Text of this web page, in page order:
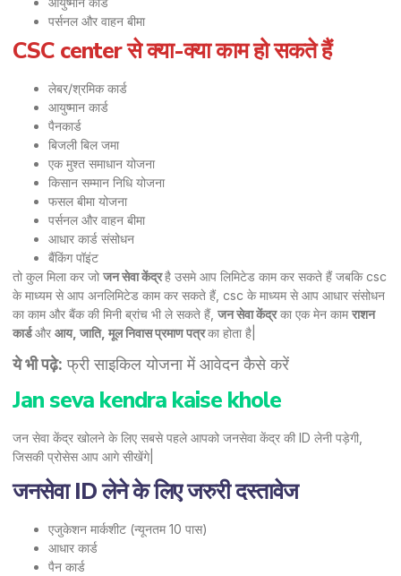
पर्सनल और वाहन बीमा
CSC center से क्या-क्या काम हो सकते हैं
लेबर/श्रमिक कार्ड
आयुष्मान कार्ड
पैनकार्ड
बिजली बिल जमा
एक मुश्त समाधान योजना
किसान सम्मान निधि योजना
फसल बीमा योजना
पर्सनल और वाहन बीमा
आधार कार्ड संसोधन
बैंकिंग पॉइंट
तो कुल मिला कर जो जन सेवा केंद्रहै उसमे आप लिमिटेड काम कर सकते हैं जबकि csc
के माध्यम से आप अनलिमिटेड काम कर सकते हैं, csc के माध्यम से आप आधार संसोधन
का काम और बैंक की मिनी ब्रांच भी ले सकते हैं, जन सेवा केंद्रका एक मेन कामराशन
कार्डऔर आय, जाति, मूल निवास प्रमाण पत्रका होता है|
ये भी पढ़े: फ्री साइकिल योजना में आवेदन कैसे करें
Jan seva kendra kaise khole
जन सेवा केंद्र खोलने के लिए सबसे पहले आपको जनसेवा केंद्र की ID लेनी पड़ेगी,
जिसकी प्रोसेस आप आगे सीखेंगे|
जनसेवा ID लेने के लिए जरुरी दस्तावेज
एजुकेशन मार्कशीट (न्यूनतम 10 पास)
आधार कार्ड
पैन कार्ड